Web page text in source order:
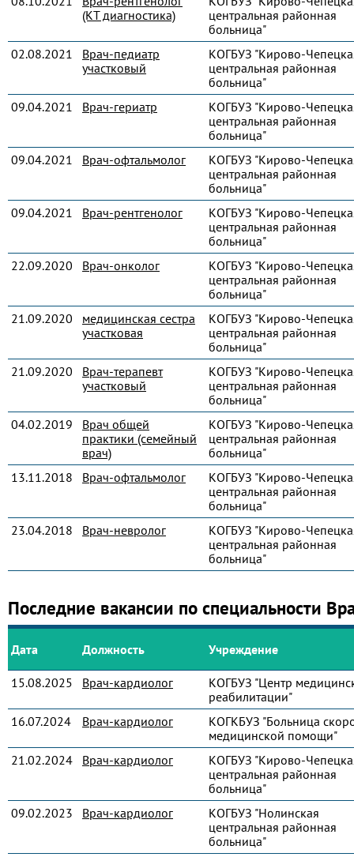
(КТ диагностика)
центральная районная
больница"
02.08.2021
Врач-педиатр
участковый
КОГБУЗ "Кирово-
центральная районная
больница"
09.04.2021
Врач-гериатр
КОГБУЗ "Кирово-
центральная районная
больница"
09.04.2021
Врач-офтальмолог
КОГБУЗ "Кирово-
центральная районная
больница"
09.04.2021
Врач-рентгенолог
КОГБУЗ "Кирово-
центральная районная
больница"
22.09.2020
Врач-онколог
КОГБУЗ "Кирово-
центральная районная
больница"
21.09.2020
медицинская сестра
участковая
КОГБУЗ "Кирово-
центральная районная
больница"
21.09.2020
Врач-терапевт
участковый
КОГБУЗ "Кирово-
центральная районная
больница"
04.02.2019
Врач общей
практики (семейный
врач)
КОГБУЗ "Кирово-
центральная районная
больница"
13.11.2018
Врач-офтальмолог
КОГБУЗ "Кирово-
центральная районная
больница"
23.04.2018
Врач-невролог
КОГБУЗ "Кирово-
центральная районная
больница"
Последние вакансии по специальности
Дата Должность Учреждение
15.08.2025 Врач-кардиолог
КОГБУЗ "Центр
реабилитации"
16.07.2024
Врач-кардиолог
КОГКБУЗ "Больница
медицинской помощи"
21.02.2024
Врач-кардиолог
КОГБУЗ "Кирово-
центральная районная
больница"
09.02.2023
Врач-кардиолог
КОГБУЗ "Нолинская
центральная районная
больница"